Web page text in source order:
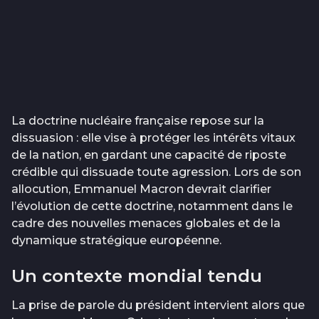
La doctrine nucléaire française repose sur la
dissuasion : elle vise à protéger les intérêts vitaux
de la nation, en gardant une capacité de riposte
crédible qui dissuade toute agression. Lors de son
allocution, Emmanuel Macron devrait clarifier
l’évolution de cette doctrine, notamment dans le
cadre des nouvelles menaces globales et de la
dynamique stratégique européenne.
Un contexte mondial tendu
La prise de parole du président intervient alors que